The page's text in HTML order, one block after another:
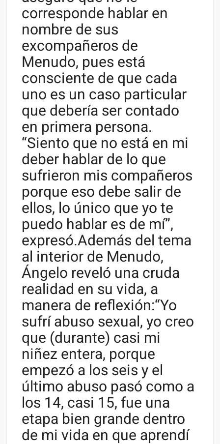
corresponde hablar en
nombre de sus
excompañeros de
Menudo, pues está
consciente de que cada
uno es un caso particular
que debería ser contado
en primera persona.
“Siento que no está en mi
deber hablar de lo que
sufrieron mis compañeros
porque eso debe salir de
ellos, lo único que yo te
puedo hablar es de mí”,
expresó.Además del tema
al interior de Menudo,
Ángelo reveló una cruda
realidad en su vida, a
manera de reflexión:“Yo
sufrí abuso sexual, yo creo
que (durante) casi mi
niñez entera, porque
empezó a los seis y el
último abuso pasó como a
los 14, casi 15, fue una
etapa bien grande dentro
de mi vida en que aprendí